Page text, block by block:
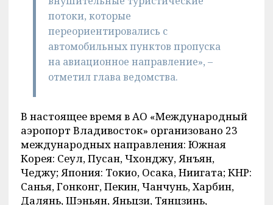
потоки, которые
переориентировались с
автомобильных пунктов пропуска
на авиационное направление», –
отметил глава ведомства.
В настоящее время в АО «Международный
аэропорт Владивосток» организовано 23
международных направления: Южная
Корея: Сеул, Пусан, Чхонджу, Янъян,
Чеджу; Япония: Токио, Осака, Ниигата; КНР:
Санья, Гонконг, Пекин, Чанчунь, Харбин,
Далянь, Шэньян, Яньцзи, Тянцзинь,